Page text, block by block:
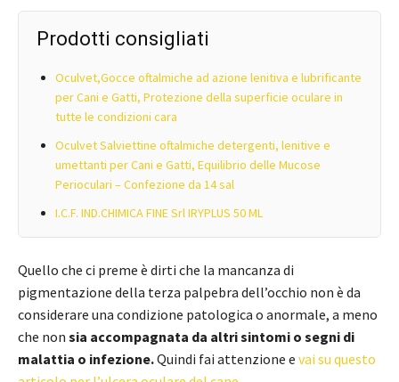
Prodotti consigliati
Oculvet,Gocce oftalmiche ad azione lenitiva e lubrificante
per Cani e Gatti, Protezione della superficie oculare in
tutte le condizioni cara
Oculvet Salviettine oftalmiche detergenti, lenitive e
umettanti per Cani e Gatti, Equilibrio delle Mucose
Perioculari – Confezione da 14 sal
I.C.F. IND.CHIMICA FINE Srl IRYPLUS 50 ML
Quello che ci preme è dirti che la mancanza di
pigmentazione della terza palpebra dell’occhio non è da
considerare una condizione patologica o anormale, a meno
che non sia accompagnata da altri sintomi o segni di
malattia o infezione.Quindi fai attenzione e vai su questo